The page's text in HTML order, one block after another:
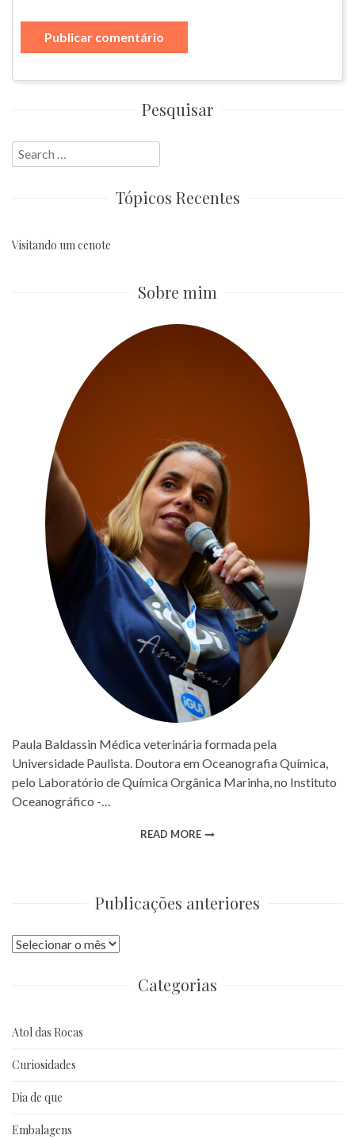
Pesquisar
Search
for:
Tópicos Recentes
Visitando um cenote
Sobre mim
Paula Baldassin Médica veterinária formada pela
Universidade Paulista. Doutora em Oceanografia Química,
pelo Laboratório de Química Orgânica Marinha, no Instituto
Oceanográfico -…
READ MORE
Publicações anteriores
Publicações
Categorias
Atol das Rocas
Curiosidades
Dia de que
Embalagens